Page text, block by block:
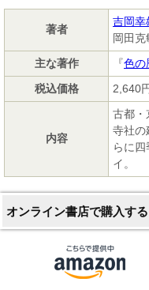
著者
吉岡幸
岡田
主な著作
『色の
税込価格
2,640
内容
古都・
寺社の
らに
イ。
オンライン書店で購入する